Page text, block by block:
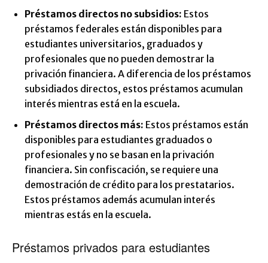
Préstamos directos no subsidios: Estos
préstamos federales están disponibles para
estudiantes universitarios, graduados y
profesionales que no pueden demostrar la
privación financiera. A diferencia de los préstamos
subsidiados directos, estos préstamos acumulan
interés mientras está en la escuela.
Préstamos directos más: Estos préstamos están
disponibles para estudiantes graduados o
profesionales y no se basan en la privación
financiera. Sin confiscación, se requiere una
demostración de crédito para los prestatarios.
Estos préstamos además acumulan interés
mientras estás en la escuela.
Préstamos privados para estudiantes